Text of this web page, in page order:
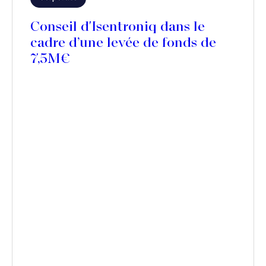
Conseil d'Isentroniq dans le
cadre d’une levée de fonds de
7,5M€